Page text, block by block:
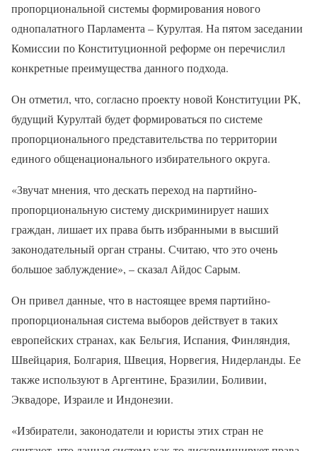
пропорциональной системы формирования нового
однопалатного Парламента – Курултая. На пятом заседании
Комиссии по Конституционной реформе он перечислил
конкретные преимущества данного подхода.
Он отметил, что, согласно проекту новой Конституции РК,
будущий Курултай будет формироваться по системе
пропорционального представительства по территории
единого общенационального избирательного округа.
«Звучат мнения, что дескать переход на партийно-
пропорциональную систему дискриминирует наших
граждан, лишает их права быть избранными в высший
законодательный орган страны. Считаю, что это очень
большое заблуждение», – сказал Айдос Сарым.
Он привел данные, что в настоящее время партийно-
пропорциональная система выборов действует в таких
европейских странах, как Бельгия, Испания, Финляндия,
Швейцария, Болгария, Швеция, Норвегия, Нидерланды. Ее
также используют в Аргентине, Бразилии, Боливии,
Эквадоре, Израиле и Индонезии.
«Избиратели, законодатели и юристы этих стран не